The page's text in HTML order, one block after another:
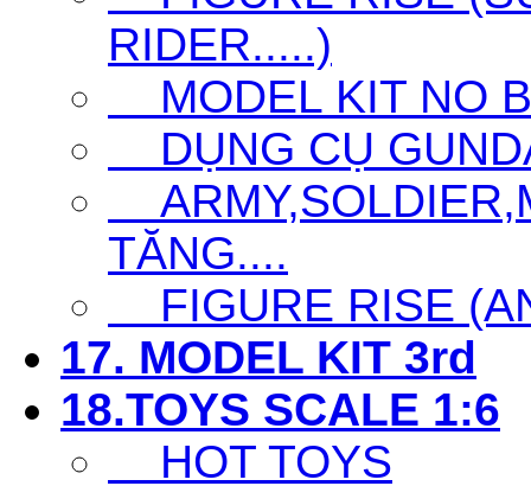
RIDER.....)
MODEL KIT NO
DỤNG CỤ
TĂNG....
FIGURE RISE
17. MODEL KIT 3rd
18.TOYS SCALE 1:6
HOT TOYS